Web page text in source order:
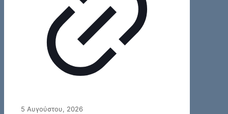
5 Αυγούστου, 2026